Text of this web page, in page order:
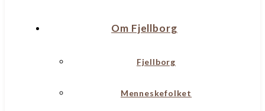
Om Fjellborg
Fjellborg
Menneskefolket